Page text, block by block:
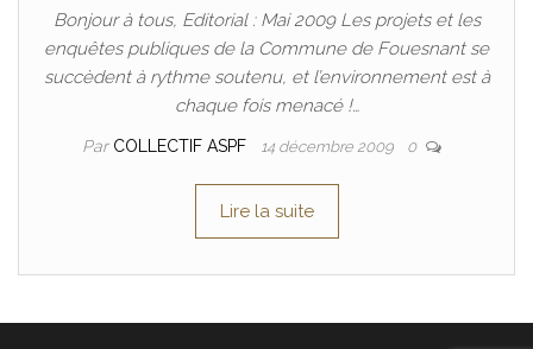
Bonjour à tous, Editorial : Mai 2009 Les projets et les
enquêtes publiques de la Commune de Fouesnant se
succèdent à rythme soutenu, et l’environnement est à
chaque fois menacé !…
Par COLLECTIF ASPF 14 décembre 2009 0
Lire la suite